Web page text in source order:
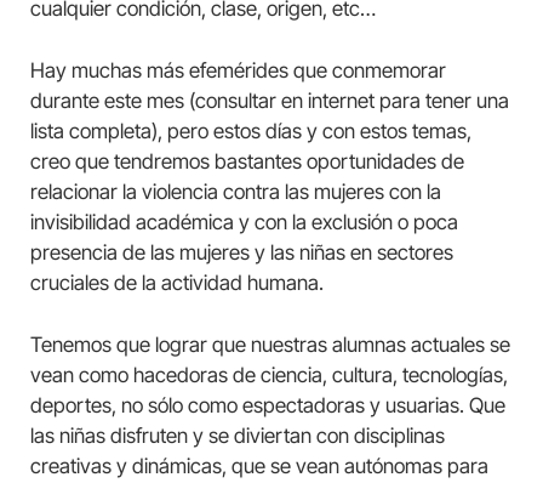
cualquier condición, clase, origen, etc…
Hay muchas más efemérides que conmemorar
durante este mes (consultar en internet para tener una
lista completa), pero estos días y con estos temas,
creo que tendremos bastantes oportunidades de
relacionar la violencia contra las mujeres con la
invisibilidad académica y con la exclusión o poca
presencia de las mujeres y las niñas en sectores
cruciales de la actividad humana.
Tenemos que lograr que nuestras alumnas actuales se
vean como hacedoras de ciencia, cultura, tecnologías,
deportes, no sólo como espectadoras y usuarias. Que
las niñas disfruten y se diviertan con disciplinas
creativas y dinámicas, que se vean autónomas para